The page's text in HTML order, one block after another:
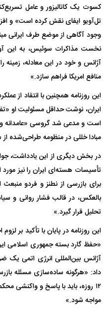
کسوت یک کاتالیزور و عامل
تل‌آویو ایفای نقش کرده است» و
وجود آگاهی از موضع طرف ایرانی
نخست مذاکرات سوئیس، به این
آژانس و خود در این معادله، زمینه
منافع امریکا فراهم سازد.»
این روزنامه همچنین با انتقاد از
است و مدعی شد گروسی «عامدانه
مبادا خللی در منظومه طراحی‌شده
در بخش دیگری از این یادداشت،
تأسیسات هسته‌ای ایران را نیز
برای بازرسی از نطنز و فردو
بالعکس، در قالب فشار روانی و
تحلیل قرار گیرد.»
این روزنامه در پایان با تأکید بر
«حفظ گارد بسته جمهوری اسلامی
آژانس بین‌المللی انرژی اتمی
داد: «هرگونه ساده‌سازی مسئله
۱۲ روزه، باید با پاسخ و واکنشی
مواجه شود.»